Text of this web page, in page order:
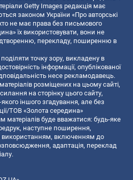
Getty Images редакція має
законом України «Про авторські
не має права без письмового
їх використовувати, вони не
перекладу, поширенню в
точку зору, викладену в
інформації, опублікованої
несе рекламодавець.
розміщених на цьому сайті,
на сторінку цього сайту,
іншого згадування, але без
ТОВ «Золота середина»
буде вважатися: будь-яке
наступне поширення,
використанням, включенням до
адаптація, переклад